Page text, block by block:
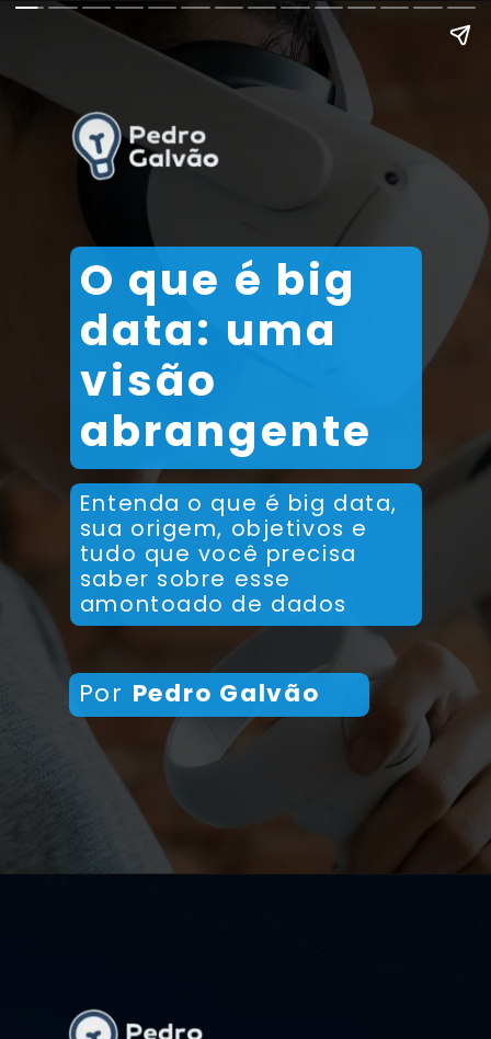
O que é big
data: uma
visão
abrangente
Entenda o que é big data,
sua origem, objetivos e
tudo que você precisa
saber sobre esse
amontoado de dados
Por Pedro Galvão